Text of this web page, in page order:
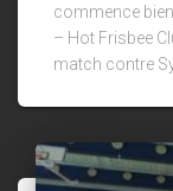
commence
– Hot Frisbee
match contre